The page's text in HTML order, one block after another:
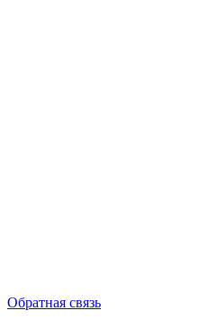
Обратная связь